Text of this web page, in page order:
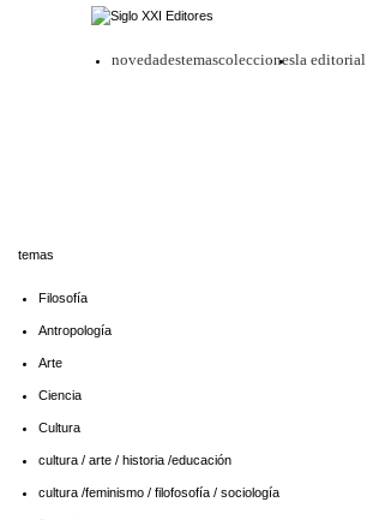
novedadestemascoleccionesla editorial
temas
Filosofía
Antropología
Arte
Ciencia
Cultura
cultura / arte / historia /educación
cultura /feminismo / filofosofía / sociología